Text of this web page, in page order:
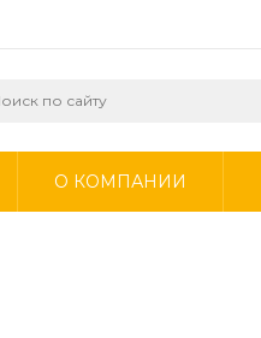
О КОМПАНИИ